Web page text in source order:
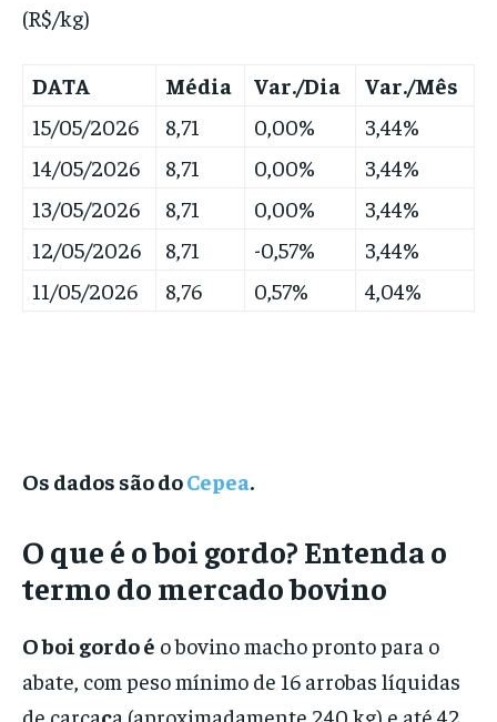
(R$/kg)
DATA Média Var./Dia
Var./Mês
15/05/2026
8,71 0,00%
3,44%
14/05/2026
8,71 0,00%
3,44%
13/05/2026
8,71 0,00%
3,44%
12/05/2026
8,71 -0,57%
3,44%
11/05/2026
8,76 0,57% 4,04%
Os dados são doCepea.
O que é o boi gordo? Entenda o
termo do mercado bovino
O boi gordoé o bovino macho pronto para o
abate, com peso mínimo de 16 arrobas líquidas
de carcaça (aproximadamente 240 kg) e até 42